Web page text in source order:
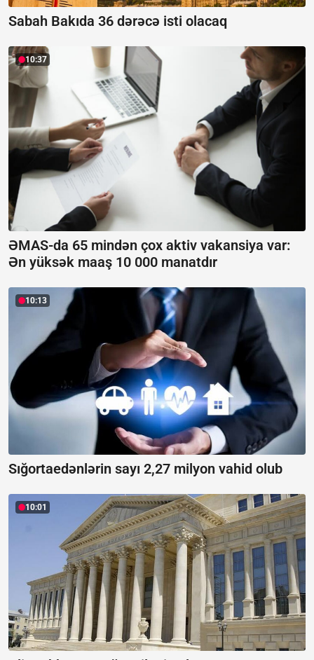
Sabah Bakıda 36 dərəcə isti olacaq
10:37
ƏMAS-da 65 mindən çox aktiv vakansiya var:
Ən yüksək maaş 10 000 manatdır
10:13
Sığortaedənlərin sayı 2,27 milyon vahid olub
10:01